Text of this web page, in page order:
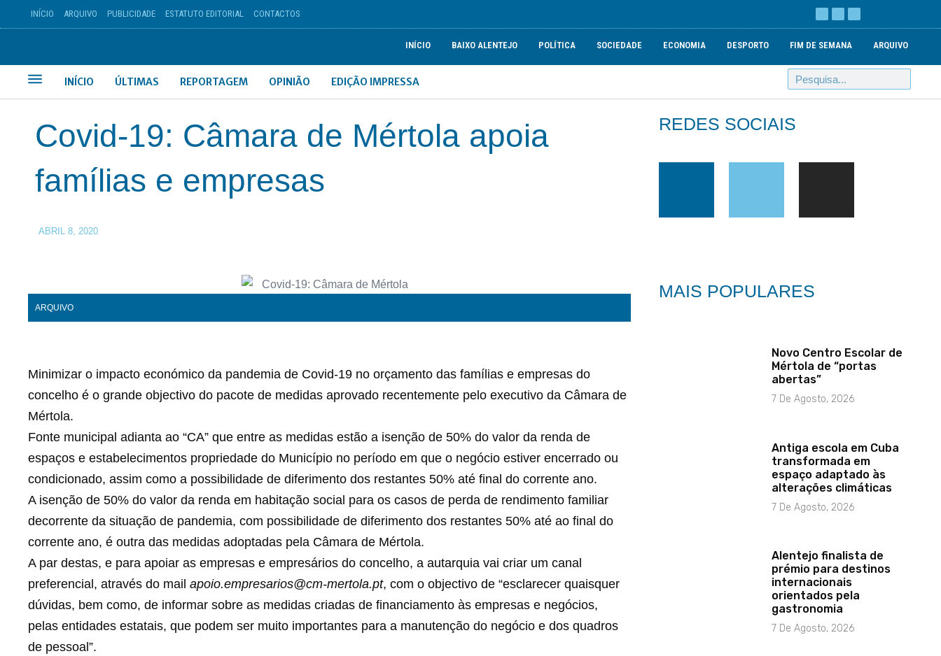
INÍCIO ARQUIVO PUBLICIDADE ESTATUTO EDITORIAL CONTACTOS
INÍCIO BAIXO ALENTEJO POLÍTICA SOCIEDADE ECONOMIA DESPORTO FIM DE SEMANA ARQUIVO
INÍCIO ÚLTIMAS REPORTAGEM OPINIÃO EDIÇÃO IMPRESSA
Covid-19: Câmara de Mértola apoia
famílias e empresas
ABRIL 8, 2020
ARQUIVO
Minimizar o impacto económico da pandemia de Covid-19 no orçamento das famílias e empresas do
concelho é o grande objectivo do pacote de medidas aprovado recentemente pelo executivo da Câmara de
Mértola.
Fonte municipal adianta ao “CA” que entre as medidas estão a isenção de 50% do valor da renda de
espaços e estabelecimentos propriedade do Município no período em que o negócio estiver encerrado ou
condicionado, assim como a possibilidade de diferimento dos restantes 50% até final do corrente ano.
A isenção de 50% do valor da renda em habitação social para os casos de perda de rendimento familiar
decorrente da situação de pandemia, com possibilidade de diferimento dos restantes 50% até ao final do
corrente ano, é outra das medidas adoptadas pela Câmara de Mértola.
A par destas, e para apoiar as empresas e empresários do concelho, a autarquia vai criar um canal
preferencial, através do mail apoio.empresarios@cm-mertola.pt, com o objectivo de “esclarecer quaisquer
dúvidas, bem como, de informar sobre as medidas criadas de financiamento às empresas e negócios,
pelas entidades estatais, que podem ser muito importantes para a manutenção do negócio e dos quadros
de pessoal”.
REDES SOCIAIS
MAIS POPULARES
Novo Centro Escolar de
Mértola de “portas
abertas”
7 De Agosto, 2026
Antiga escola em Cuba
transformada em
espaço adaptado às
alterações climáticas
7 De Agosto, 2026
Alentejo finalista de
prémio para destinos
internacionais
orientados pela
gastronomia
7 De Agosto, 2026